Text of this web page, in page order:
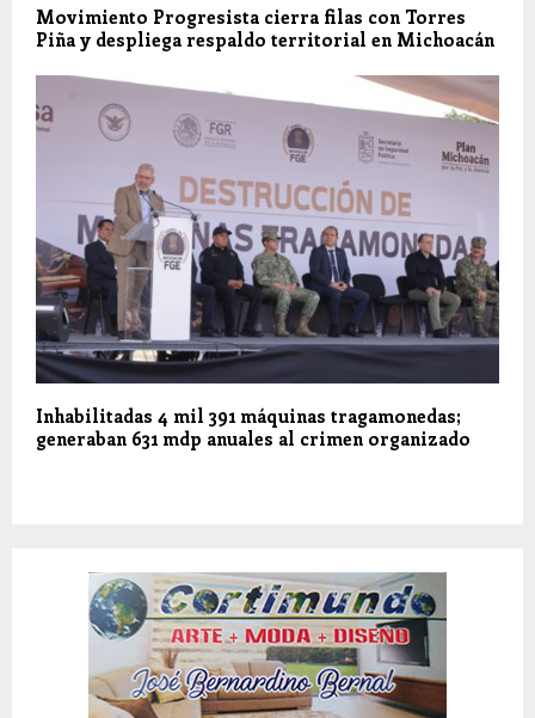
Movimiento Progresista cierra filas con Torres
Piña y despliega respaldo territorial en Michoacán
Inhabilitadas 4 mil 391 máquinas tragamonedas;
generaban 631 mdp anuales al crimen organizado